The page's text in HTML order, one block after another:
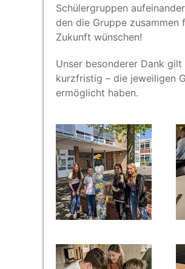
Schü­ler­grup­pen
den die Grup­pe
Zukunft wünschen!
Unser beson­de­rer Dank
kurz­fris­tig – die jewei­li­gen
ermög­licht haben.